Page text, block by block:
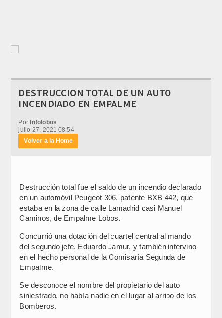
DESTRUCCION TOTAL DE UN AUTO
INCENDIADO EN EMPALME
Por Infolobos
julio 27, 2021 08:54
Volver a la Home
Destrucción total fue el saldo de un incendio declarado
en un automóvil Peugeot 306, patente BXB 442, que
estaba en la zona de calle Lamadrid casi Manuel
Caminos, de Empalme Lobos.
Concurrió una dotación del cuartel central al mando
del segundo jefe, Eduardo Jamur, y también intervino
en el hecho personal de la Comisaría Segunda de
Empalme.
Se desconoce el nombre del propietario del auto
siniestrado, no había nadie en el lugar al arribo de los
Bomberos.